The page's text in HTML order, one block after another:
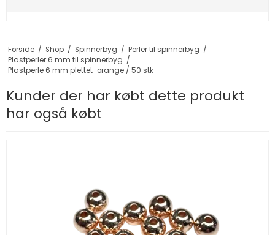
Forside / Shop / Spinnerbyg / Perler til spinnerbyg /
Plastperler 6 mm til spinnerbyg /
Plastperle 6 mm plettet-orange / 50 stk
Kunder der har købt dette produkt
har også købt